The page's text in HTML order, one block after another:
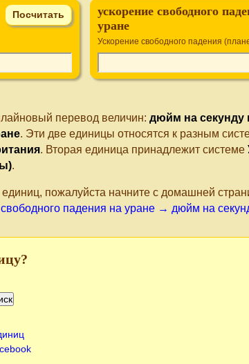
ускорение свободного
уране
Ускорение свободного падения
перевод величин: дюйм на секунду
. Эти две единицы относятся к разным
. Вторая единица принадлежит системе
.
единиц, пожалуйста начните с домашней
падения на уране → дюйм на